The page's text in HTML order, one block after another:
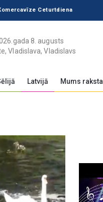
Ceturtdiena
8. augusts
Vladislava, Vladislavs
Latvijā Mums raksta